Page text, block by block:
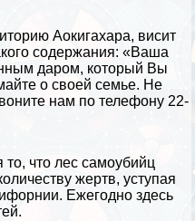
Аокигахара, висит
содержания: «Ваша
даром, который Вы
о своей семье. Не
нам по телефону 22-
что лес самоубийц
жертв, уступая
. Ежегодно здесь